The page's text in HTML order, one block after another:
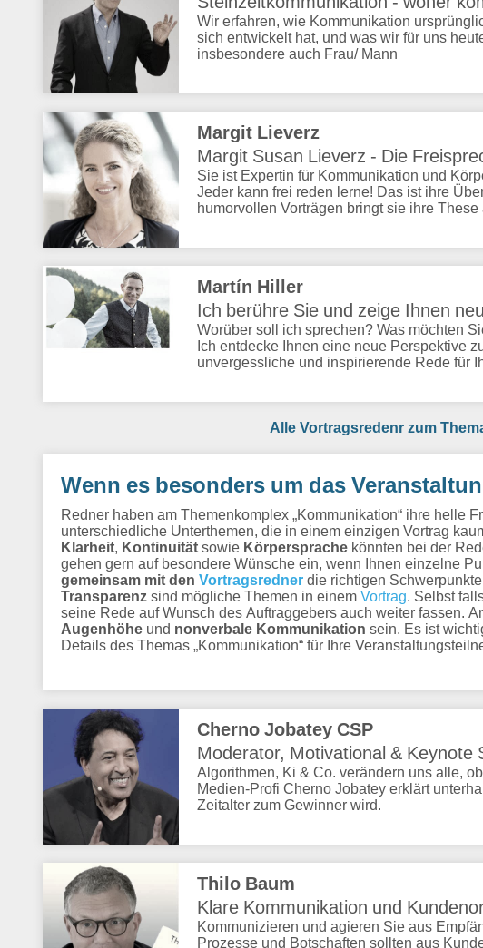
Wir erfahren, wie Kommunikation
sich entwickelt hat, und was wir für uns
insbesondere auch Frau/ Mann
Margit Lieverz
Margit Susan Lieverz - Die
Sie ist Expertin für Kommunikation und
Jeder kann frei reden lerne! Das ist ihre
humorvollen Vorträgen bringt sie ihre These
Martín Hiller
Ich berühre Sie und zeige Ihnen
Worüber soll ich sprechen? Was möchten
Ich entdecke Ihnen eine neue Perspektive
unvergessliche und inspirierende Rede für
Alle Vortragsredenr zum
Wenn es besonders um das
Redner haben am Themenkomplex „Kommunikation“ ihre helle
unterschiedliche Unterthemen, die in einem einzigen Vortrag
Klarheit
Kontinuität sowie Körpersprache könnten bei der
gehen gern auf besondere Wünsche ein, wenn Ihnen einzelne
gemeinsam mit den Vortragsredner die richtigen
Transparenz sind mögliche Themen in einem Vortrag . Selbst
seine Rede auf Wunsch des Auftraggebers auch weiter fassen.
Augenhöhe und nonverbale Kommunikation sein. Es ist
Details des Themas „Kommunikation“ für Ihre
Cherno Jobatey CSP
Moderator, Motivational & Keynote
Algorithmen, Ki & Co. verändern uns alle,
Medien-Profi Cherno Jobatey erklärt
Zeitalter zum Gewinner wird.
Thilo Baum
Klare Kommunikation und
Kommunizieren und agieren Sie aus
Prozesse und Botschaften sollten aus